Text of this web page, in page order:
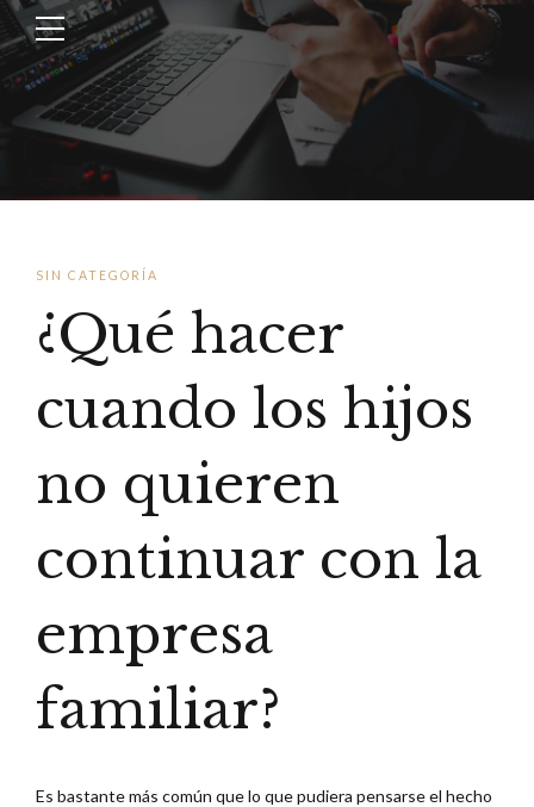
SIN CATEGORÍA
¿Qué hacer
cuando los hijos
no quieren
continuar con la
empresa
familiar?
Es bastante más común que lo que pudiera pensarse el hecho